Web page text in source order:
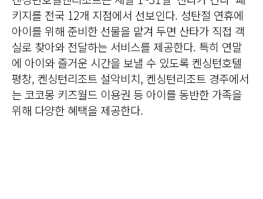
키지를 전국 12개 지점에서 선보인다. 성탄절 연휴에
아이를 위해 준비한 선물을 맡겨 두면 산타가 직접 객
실로 찾아와 전달하는 서비스를 제공한다. 특히 연말
에 아이와 즐거운 시간을 보낼 수 있도록 켄싱턴호텔
평창, 켄싱턴리조트 설악비치, 켄싱턴리조트 경주에서
는 코코몽 키즈월드 이용권 등 아이를 동반한 가족을
위해 다양한 혜택을 제공한다.